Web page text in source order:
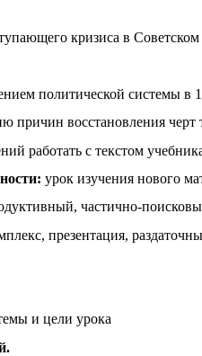
кризиса в
политической системы в
причин восстановления
работать с текстом
урок изучения нового
частично-
презентация,
и цели урока